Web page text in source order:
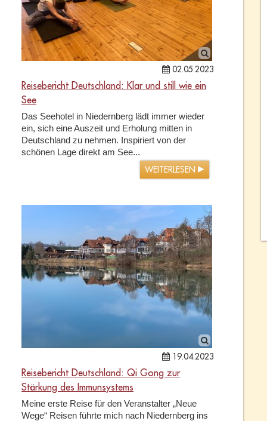
02.05.2023
Reisebericht Deutschland: Klar und still wie ein
See
Das Seehotel in Niedernberg lädt immer wieder
ein, sich eine Auszeit und Erholung mitten in
Deutschland zu nehmen. Inspiriert von der
schönen Lage direkt am See...
WEITERLESEN
19.04.2023
Reisebericht Deutschland: Qi Gong zur
Stärkung des Immunsystems
Meine erste Reise für den Veranstalter „Neue
Wege“ Reisen führte mich nach Niedernberg ins